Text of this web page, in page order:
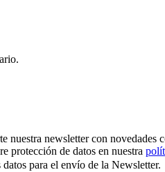
newsletter con novedades
protección de datos en nuestra
para el envío de la Newsletter.